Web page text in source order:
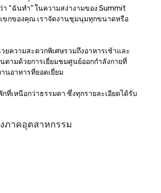
“ฉันทำ” ในความสง่างามของ Summit
ขกของคุณ เราจัดงานชุมนุมทุกขนาดหรือ
ยความสะดวกพิเศษรวมถึงอาหารเช้าและ
ามด้วยการเยี่ยมชมศูนย์ออกกำลังกายที่
นอาหารที่ยอดเยี่ยม
ที่เหนือกว่าธรรมดา ซึ่งทุกรายละเอียดได้รับ
ภาคอุตสาหกรรม